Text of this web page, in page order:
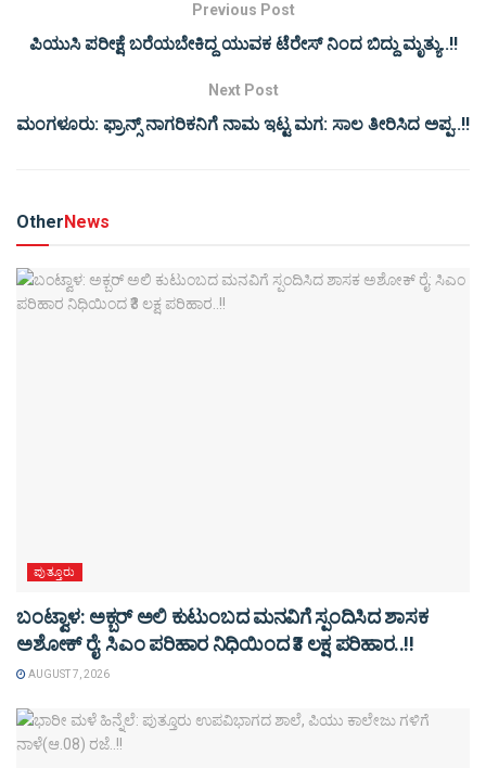
Previous Post
ಪಿಯುಸಿ ಪರೀಕ್ಷೆ ಬರೆಯಬೇಕಿದ್ದ ಯುವಕ ಟೆರೇಸ್ ನಿಂದ ಬಿದ್ದು ಮೃತ್ಯು..!!
Next Post
ಮಂಗಳೂರು: ಫ್ರಾನ್ಸ್‌ ನಾಗರಿಕನಿಗೆ ನಾಮ ಇಟ್ಟ ಮಗ: ಸಾಲ ತೀರಿಸಿದ ಅಪ್ಪ..!!
OtherNews
ಪುತ್ತೂರು
ಬಂಟ್ವಾಳ: ಅಕ್ಬರ್ ಅಲಿ ಕುಟುಂಬದ ಮನವಿಗೆ ಸ್ಪಂದಿಸಿದ ಶಾಸಕ
ಅಶೋಕ್ ರೈ: ಸಿಎಂ ಪರಿಹಾರ ನಿಧಿಯಿಂದ ₹3 ಲಕ್ಷ ಪರಿಹಾರ..!!
AUGUST 7, 2026